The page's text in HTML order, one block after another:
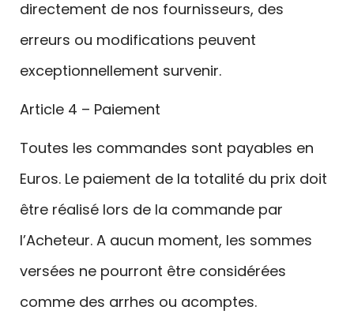
directement de nos fournisseurs, des
erreurs ou modifications peuvent
exceptionnellement survenir.
Article 4 – Paiement
Toutes les commandes sont payables en
Euros. Le paiement de la totalité du prix doit
être réalisé lors de la commande par
l’Acheteur. A aucun moment, les sommes
versées ne pourront être considérées
comme des arrhes ou acomptes.